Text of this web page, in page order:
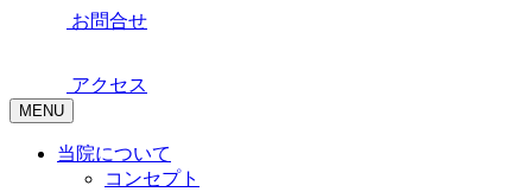
お問合せ
アクセス
MENU
当院について
コンセプト